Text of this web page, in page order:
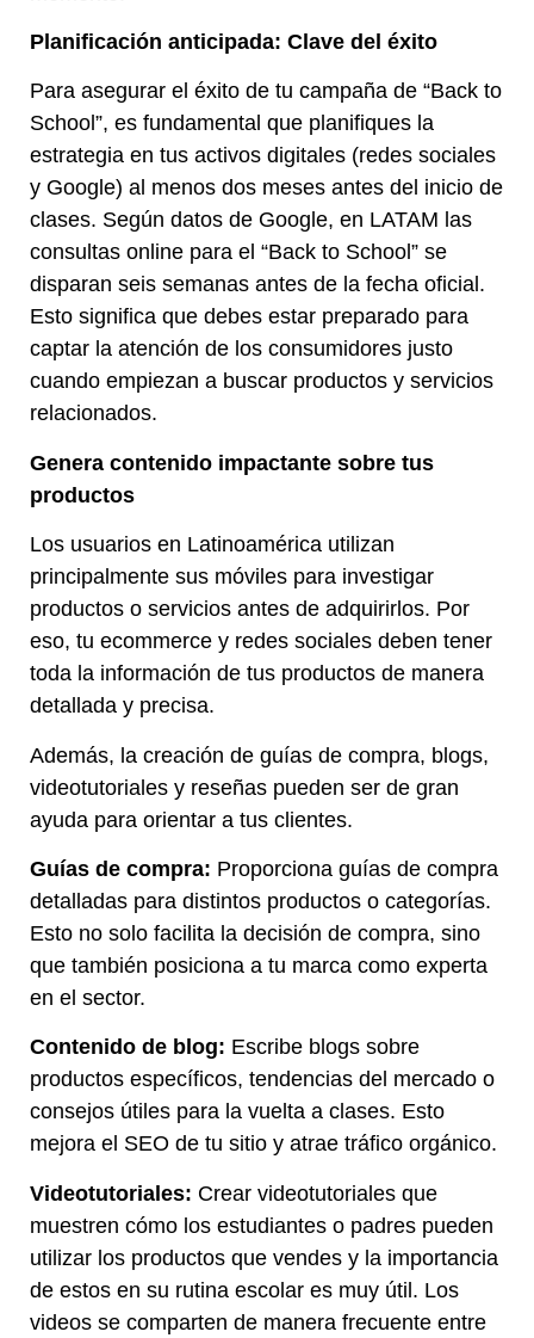
Planificación anticipada: Clave del éxito
Para asegurar el éxito de tu campaña de “Back to
School”, es fundamental que planifiques la
estrategia en tus activos digitales (redes sociales
y Google) al menos dos meses antes del inicio de
clases. Según datos de Google, en LATAM las
consultas online para el “Back to School” se
disparan seis semanas antes de la fecha oficial.
Esto significa que debes estar preparado para
captar la atención de los consumidores justo
cuando empiezan a buscar productos y servicios
relacionados.
Genera contenido impactante sobre tus
productos
Los usuarios en Latinoamérica utilizan
principalmente sus móviles para investigar
productos o servicios antes de adquirirlos. Por
eso, tu ecommerce y redes sociales deben tener
toda la información de tus productos de manera
detallada y precisa.
Además, la creación de guías de compra, blogs,
videotutoriales y reseñas pueden ser de gran
ayuda para orientar a tus clientes.
Guías de compra: Proporciona guías de compra
detalladas para distintos productos o categorías.
Esto no solo facilita la decisión de compra, sino
que también posiciona a tu marca como experta
en el sector.
Contenido de blog: Escribe blogs sobre
productos específicos, tendencias del mercado o
consejos útiles para la vuelta a clases. Esto
mejora el SEO de tu sitio y atrae tráfico orgánico.
Videotutoriales: Crear videotutoriales que
muestren cómo los estudiantes o padres pueden
utilizar los productos que vendes y la importancia
de estos en su rutina escolar es muy útil. Los
videos se comparten de manera frecuente entre